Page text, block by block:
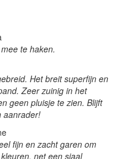
te haken.
Het breit superfijn en
Zeer zuinig in het
geen pluisje te zien. Blijft
aanrader!
fijn en zacht garen om
net een sjaal